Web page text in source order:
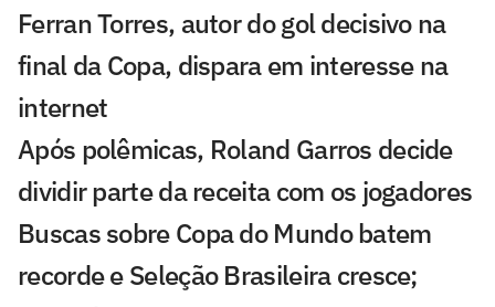
Ferran Torres, autor do gol decisivo na
final da Copa, dispara em interesse na
internet
Após polêmicas, Roland Garros decide
dividir parte da receita com os jogadores
Buscas sobre Copa do Mundo batem
recorde e Seleção Brasileira cresce;